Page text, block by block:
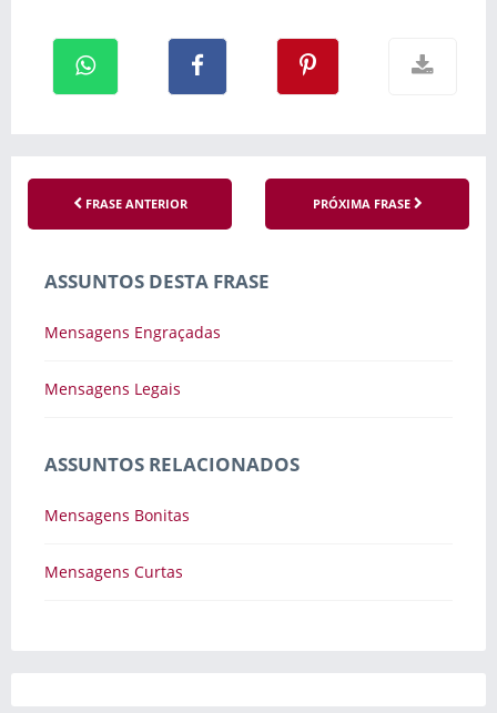
FRASE ANTERIOR PRÓXIMA FRASE
ASSUNTOS DESTA FRASE
Mensagens Engraçadas
Mensagens Legais
ASSUNTOS RELACIONADOS
Mensagens Bonitas
Mensagens Curtas